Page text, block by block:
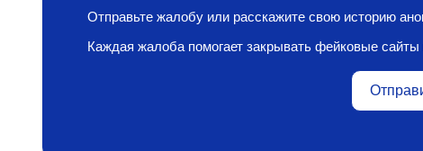
Отправьте жалобу или расскажите свою историю
Каждая жалоба помогает закрывать фейковые